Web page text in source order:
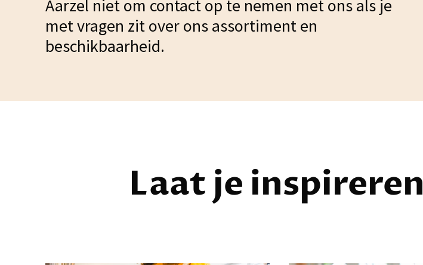
Aarzel niet om contact op te nemen met ons als je
met vragen zit over ons assortiment en
beschikbaarheid.
Laat je inspireren